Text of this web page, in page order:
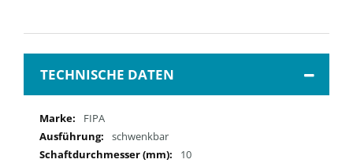
TECHNISCHE DATEN
Mehr
Informationen
FIPA
schwenkbar
10